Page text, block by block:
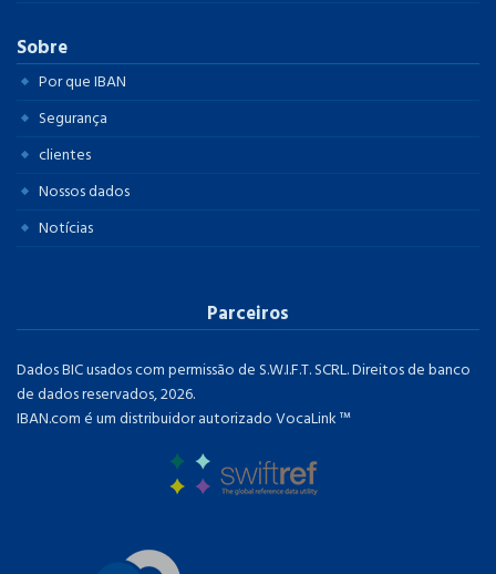
Sobre
Por que IBAN
Segurança
clientes
Nossos dados
Notícias
Parceiros
Dados BIC usados ​​com permissão de S.W.I.F.T. SCRL. Direitos de banco
de dados reservados, 2026.
IBAN.com é um distribuidor autorizado VocaLink ™